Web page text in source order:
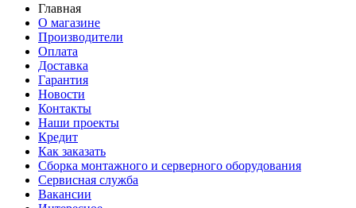
Главная
О магазине
Производители
Оплата
Доставка
Гарантия
Новости
Контакты
Наши проекты
Кредит
Как заказать
Сборка монтажного и серверного оборудования
Сервисная служба
Вакансии